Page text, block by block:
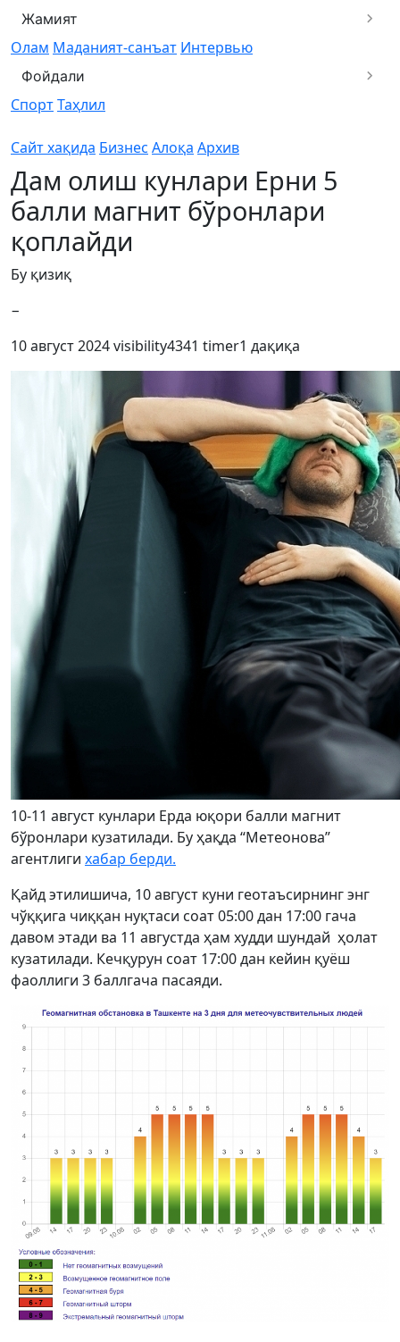
Жамият
Олам Маданият-санъат Интервью
Фойдали
СпортТаҳлил
Сайт хақида Бизнес Алоқа Архив
Дам олиш кунлари Ерни 5
балли магнит бўронлари
қоплайди
Бу қизиқ
−
10 август 2024visibility4341 timer1 дақиқа
10-11 август кунлари Ерда юқори балли магнит
бўронлари кузатилади. Бу ҳақда “Метеонова”
агентлиги хабар берди.
Қайд этилишича, 10 август куни геотаъсирнинг энг
чўққига чиққан нуқтаси соат 05:00 дан 17:00 гача
давом этади ва 11 августда ҳам худди шундай ҳолат
кузатилади. Кечқурун соат 17:00 дан кейин қуёш
фаоллиги 3 баллгача пасаяди.